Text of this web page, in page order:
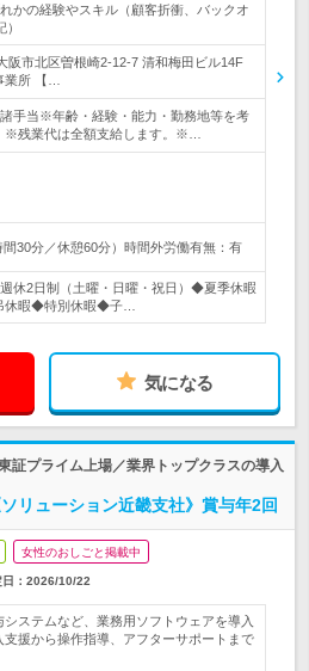
かの経験やスキル（顧客折衝、バックオ
阪市北区曽根崎2-12-7 清和梅田ビル14F
業所 【…
手当※年齢・経験・能力・勤務地等を考
※残業代は全額支給します。※…
30分／休憩60分）時間外労働有無：有
2日制（土曜・日曜・祝日）◆夏季休暇
暇◆特別休暇◆子…
気になる
証プライム上場／業界トップクラスの導入
リューション近畿支社》賞与年2回
女性のおしごと掲載中
： 2026/10/22
ステムなど、業務用ソフトウェアを導入
支援から操作指導、アフターサポートまで